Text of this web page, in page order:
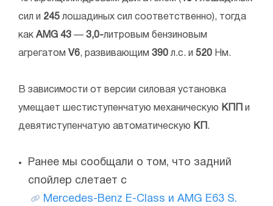
сил и 245 лошадиных сил соответственно), тогда
как AMG 43 — 3,0-литровым бензиновым
агрегатом V6, развивающим 390 л.с. и 520 Нм.
В зависимости от версии силовая установка
умещает шестиступенчатую механическую КПП и
девятиступенчатую автоматическую КП .
Ранее мы сообщали о том, что задний
спойлер слетает с
Mercedes-Benz E-Class и AMG E63 S.